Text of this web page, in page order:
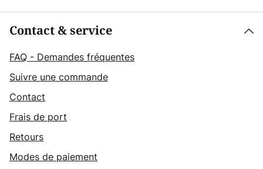
Contact & service
FAQ - Demandes fréquentes
Suivre une commande
Contact
Frais de port
Retours
Modes de paiement